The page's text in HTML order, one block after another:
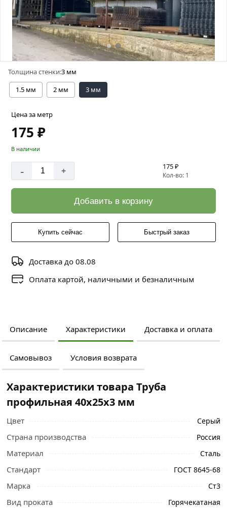
Толщина стенки:3 мм
1.5 мм
2 мм 3 мм
Цена за метр
175 ₽
В наличии
- + 175 ₽
Кол-во: 1
Добавить в корзину
Купить сейчас Быстрый заказ
Доставка до 08.08
Оплата картой, наличными и безналичным
Описание Характеристики Доставка и оплата
Самовывоз Условия возврата
Характеристики товара Труба
профильная 40х25х3 мм
Цвет Серый
Страна производства Россия
Материал Сталь
Стандарт ГОСТ 8645-68
Марка Ст3
Вид проката Горячекатаная